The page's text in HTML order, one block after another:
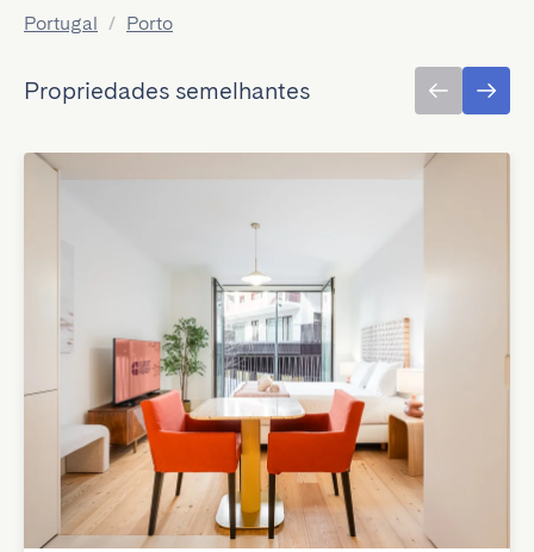
Portugal / Porto
Propriedades semelhantes